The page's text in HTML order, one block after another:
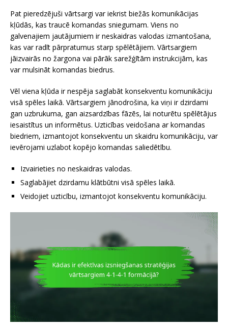
Pat pieredzējuši vārtsargi var iekrist biežās komunikācijas
kļūdās, kas traucē komandas sniegumam. Viens no
galvenajiem jautājumiem ir neskaidras valodas izmantošana,
kas var radīt pārpratumus starp spēlētājiem. Vārtsargiem
jāizvairās no žargona vai pārāk sarežģītām instrukcijām, kas
var mulsināt komandas biedrus.
Vēl viena kļūda ir nespēja saglabāt konsekventu komunikāciju
visā spēles laikā. Vārtsargiem jānodrošina, ka viņi ir dzirdami
gan uzbrukuma, gan aizsardzības fāzēs, lai noturētu spēlētājus
iesaistītus un informētus. Uzticības veidošana ar komandas
biedriem, izmantojot konsekventu un skaidru komunikāciju, var
ievērojami uzlabot kopējo komandas saliedētību.
Izvairieties no neskaidras valodas.
Saglabājiet dzirdamu klātbūtni visā spēles laikā.
Veidojiet uzticību, izmantojot konsekventu komunikāciju.